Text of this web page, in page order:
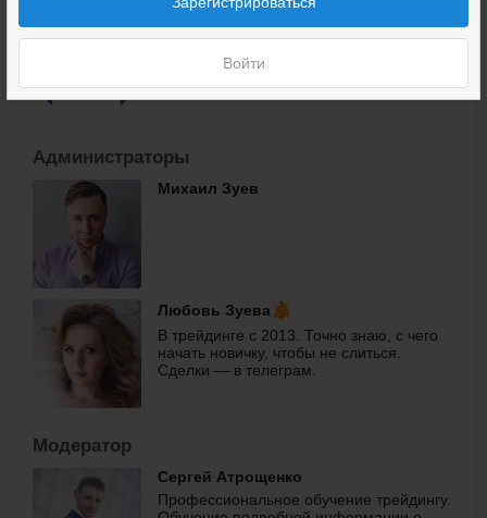
Войти
экспертов в финансовой нише
Администраторы
Михаил Зуев
Любовь Зуева
В трейдинге с 2013. Точно знаю, с чего
начать новичку, чтобы не слиться.
Сделки — в телеграм.
Модератор
Сергей Атрощенко
Профессиональное обучение трейдингу.